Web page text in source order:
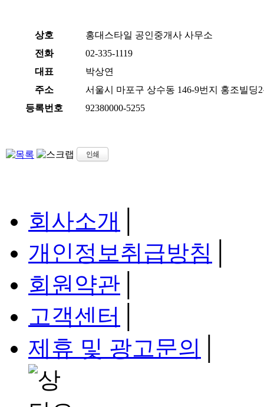
상호
홍대스타일 공인중개사 사무소
전화
02-335-1119
대표
박상연
주소
서울시 마포구 상수동 146-9번지 홍조빌딩
등록번호
92380000-5255
회사소개
개인정보취급방침
회원약관
고객센터
제휴 및 광고문의